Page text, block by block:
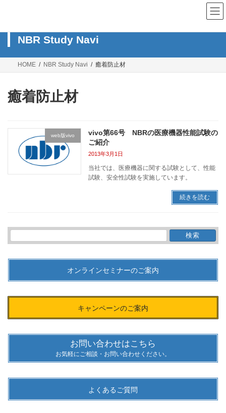
ン
ス
ー
ン
NBR Study Navi
HOME NBR Study Navi 癒着防止材
癒着防止材
web版vivo
vivo第66号 NBRの医療機器性能試験の
ご紹介
2013年3月1日
当社では、医療機器に関する試験として、性能
試験、安全性試験を実施しています。
続きを読む
検
索:
オンラインセミナーのご案内
キャンペーンのご案内
お問い合わせはこちら
お気軽にご相談・お問い合わせください。
よくあるご質問